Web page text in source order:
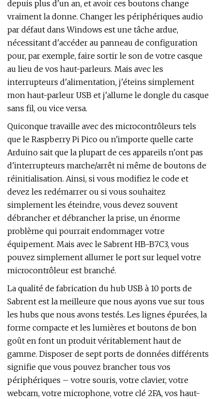
depuis plus d'un an, et avoir ces boutons change
vraiment la donne. Changer les périphériques audio
par défaut dans Windows est une tâche ardue,
nécessitant d'accéder au panneau de configuration
pour, par exemple, faire sortir le son de votre casque
au lieu de vos haut-parleurs. Mais avec les
interrupteurs d'alimentation, j'éteins simplement
mon haut-parleur USB et j'allume le dongle du casque
sans fil, ou vice versa.
Quiconque travaille avec des microcontrôleurs tels
que le Raspberry Pi Pico ou n'importe quelle carte
Arduino sait que la plupart de ces appareils n'ont pas
d'interrupteurs marche/arrêt ni même de boutons de
réinitialisation. Ainsi, si vous modifiez le code et
devez les redémarrer ou si vous souhaitez
simplement les éteindre, vous devez souvent
débrancher et débrancher la prise, un énorme
problème qui pourrait endommager votre
équipement. Mais avec le Sabrent HB-B7C3, vous
pouvez simplement allumer le port sur lequel votre
microcontrôleur est branché.
La qualité de fabrication du hub USB à 10 ports de
Sabrent est la meilleure que nous ayons vue sur tous
les hubs que nous avons testés. Les lignes épurées, la
forme compacte et les lumières et boutons de bon
goût en font un produit véritablement haut de
gamme. Disposer de sept ports de données différents
signifie que vous pouvez brancher tous vos
périphériques – votre souris, votre clavier, votre
webcam, votre microphone, votre clé 2FA, vos haut-